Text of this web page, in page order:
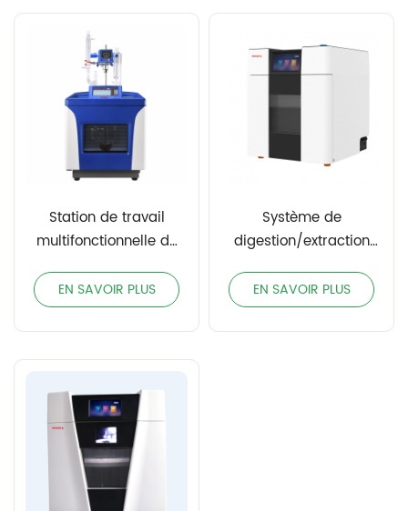
Station de travail
multifonctionnelle de
micro-ondes IUW-2
EN SAVOIR PLUS
Système de
digestion/extraction
SUPER-E
EN SAVOIR PLUS